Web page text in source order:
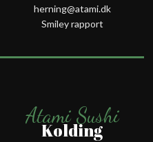
herning@atami.dk
Smiley rapport
Atami Sushi
Kolding